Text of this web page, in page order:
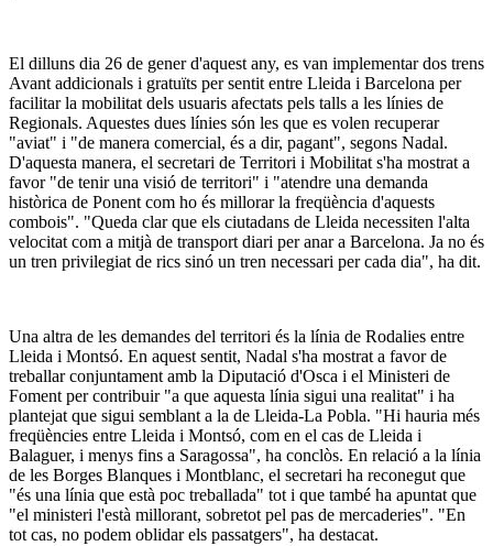
El dilluns dia 26 de gener d'aquest any, es van implementar dos trens
Avant addicionals i gratuïts per sentit entre Lleida i Barcelona per
facilitar la mobilitat dels usuaris afectats pels talls a les línies de
Regionals. Aquestes dues línies són les que es volen recuperar
"aviat" i "de manera comercial, és a dir, pagant", segons Nadal.
D'aquesta manera, el secretari de Territori i Mobilitat s'ha mostrat a
favor "de tenir una visió de territori" i "atendre una demanda
històrica de Ponent com ho és millorar la freqüència d'aquests
combois". "Queda clar que els ciutadans de Lleida necessiten l'alta
velocitat com a mitjà de transport diari per anar a Barcelona. Ja no és
un tren privilegiat de rics sinó un tren necessari per cada dia", ha dit.
Una altra de les demandes del territori és la línia de Rodalies entre
Lleida i Montsó. En aquest sentit, Nadal s'ha mostrat a favor de
treballar conjuntament amb la Diputació d'Osca i el Ministeri de
Foment per contribuir "a que aquesta línia sigui una realitat" i ha
plantejat que sigui semblant a la de Lleida-La Pobla. "Hi hauria més
freqüències entre Lleida i Montsó, com en el cas de Lleida i
Balaguer, i menys fins a Saragossa", ha conclòs. En relació a la línia
de les Borges Blanques i Montblanc, el secretari ha reconegut que
"és una línia que està poc treballada" tot i que també ha apuntat que
"el ministeri l'està millorant, sobretot pel pas de mercaderies". "En
tot cas, no podem oblidar els passatgers", ha destacat.